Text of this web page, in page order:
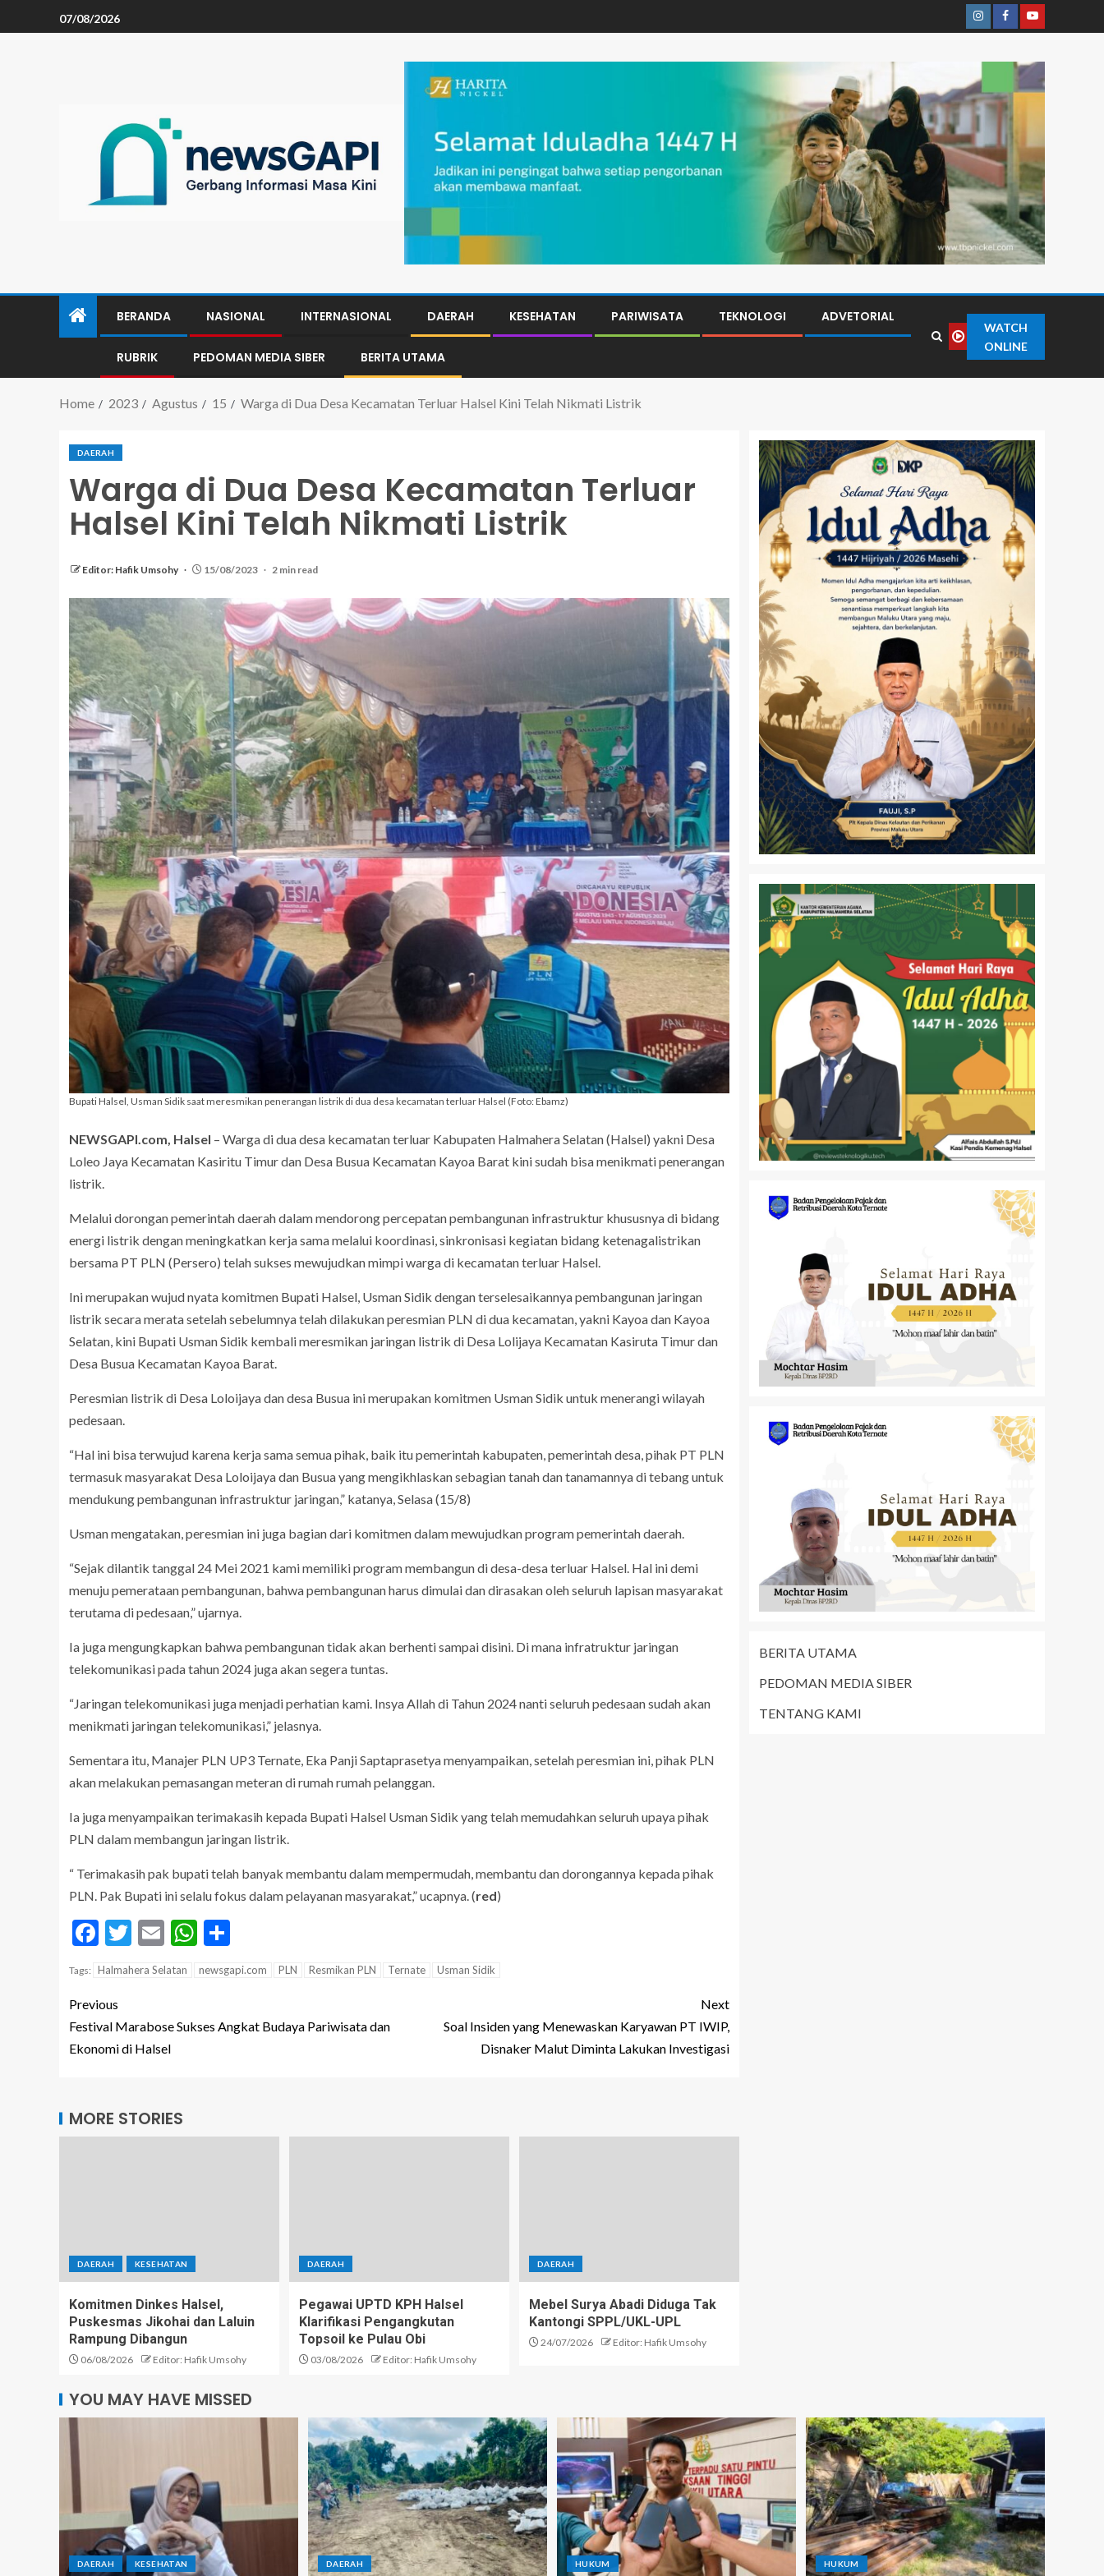
07/08/2026
BERANDA NASIONAL INTERNASIONAL DAERAH KESEHATAN PARIWISATA TEKNOLOGI ADVETORIAL
RUBRIK PEDOMAN MEDIA SIBER BERITA UTAMA
WATCH
ONLINE
Home 2023 Agustus 15 Warga di Dua Desa Kecamatan Terluar Halsel Kini Telah Nikmati Listrik
DAERAH
Warga di Dua Desa Kecamatan Terluar
Halsel Kini Telah Nikmati Listrik
Editor: Hafik Umsohy 15/08/2023 2 min read
Bupati Halsel, Usman Sidik saat meresmikan penerangan listrik di dua desa kecamatan terluar Halsel (Foto: Ebamz)
NEWSGAPI.com, Halsel – Warga di dua desa kecamatan terluar Kabupaten Halmahera Selatan (Halsel) yakni Desa
Loleo Jaya Kecamatan Kasiritu Timur dan Desa Busua Kecamatan Kayoa Barat kini sudah bisa menikmati penerangan
listrik.
Melalui dorongan pemerintah daerah dalam mendorong percepatan pembangunan infrastruktur khususnya di bidang
energi listrik dengan meningkatkan kerja sama melalui koordinasi, sinkronisasi kegiatan bidang ketenagalistrikan
bersama PT PLN (Persero) telah sukses mewujudkan mimpi warga di kecamatan terluar Halsel.
Ini merupakan wujud nyata komitmen Bupati Halsel, Usman Sidik dengan terselesaikannya pembangunan jaringan
listrik secara merata setelah sebelumnya telah dilakukan peresmian PLN di dua kecamatan, yakni Kayoa dan Kayoa
Selatan, kini Bupati Usman Sidik kembali meresmikan jaringan listrik di Desa Lolijaya Kecamatan Kasiruta Timur dan
Desa Busua Kecamatan Kayoa Barat.
Peresmian listrik di Desa Loloijaya dan desa Busua ini merupakan komitmen Usman Sidik untuk menerangi wilayah
pedesaan.
“Hal ini bisa terwujud karena kerja sama semua pihak, baik itu pemerintah kabupaten, pemerintah desa, pihak PT PLN
termasuk masyarakat Desa Loloijaya dan Busua yang mengikhlaskan sebagian tanah dan tanamannya di tebang untuk
mendukung pembangunan infrastruktur jaringan,” katanya, Selasa (15/8)
Usman mengatakan, peresmian ini juga bagian dari komitmen dalam mewujudkan program pemerintah daerah.
“Sejak dilantik tanggal 24 Mei 2021 kami memiliki program membangun di desa-desa terluar Halsel. Hal ini demi
menuju pemerataan pembangunan, bahwa pembangunan harus dimulai dan dirasakan oleh seluruh lapisan masyarakat
terutama di pedesaan,” ujarnya.
Ia juga mengungkapkan bahwa pembangunan tidak akan berhenti sampai disini. Di mana infratruktur jaringan
telekomunikasi pada tahun 2024 juga akan segera tuntas.
“Jaringan telekomunikasi juga menjadi perhatian kami. Insya Allah di Tahun 2024 nanti seluruh pedesaan sudah akan
menikmati jaringan telekomunikasi,” jelasnya.
Sementara itu, Manajer PLN UP3 Ternate, Eka Panji Saptaprasetya menyampaikan, setelah peresmian ini, pihak PLN
akan melakukan pemasangan meteran di rumah rumah pelanggan.
Ia juga menyampaikan terimakasih kepada Bupati Halsel Usman Sidik yang telah memudahkan seluruh upaya pihak
PLN dalam membangun jaringan listrik.
“ Terimakasih pak bupati telah banyak membantu dalam mempermudah, membantu dan dorongannya kepada pihak
PLN. Pak Bupati ini selalu fokus dalam pelayanan masyarakat,” ucapnya. (red)
Facebook
Twitter
EmailWhatsApp
Tags: Halmahera Selatan newsgapi.com PLN Resmikan PLN Ternate Usman Sidik
Previous
Festival Marabose Sukses Angkat Budaya Pariwisata dan
Ekonomi di Halsel
Next
Soal Insiden yang Menewaskan Karyawan PT IWIP,
Disnaker Malut Diminta Lakukan Investigasi
MORE STORIES
DAERAH KESEHATAN
Komitmen Dinkes Halsel,
Puskesmas Jikohai dan Laluin
Rampung Dibangun
06/08/2026 Editor: Hafik Umsohy
DAERAH
Pegawai UPTD KPH Halsel
Klarifikasi Pengangkutan
Topsoil ke Pulau Obi
03/08/2026 Editor: Hafik Umsohy
DAERAH
Mebel Surya Abadi Diduga Tak
Kantongi SPPL/UKL-UPL
24/07/2026 Editor: Hafik Umsohy
BERITA UTAMA
PEDOMAN MEDIA SIBER
TENTANG KAMI
YOU MAY HAVE MISSED
DAERAH KESEHATAN DAERAH HUKUM HUKUM